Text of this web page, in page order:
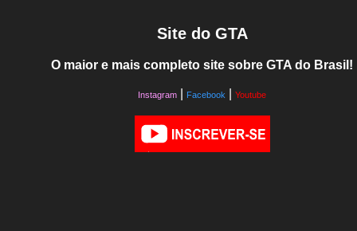
Site do GTA
O maior e mais completo site sobre GTA do Brasil!
Instagram Facebook Youtube